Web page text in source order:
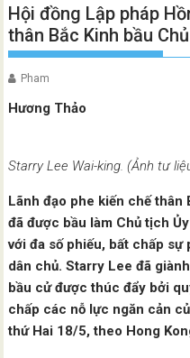
Hội đồng Lập pháp
thân Bắc Kinh bầu
Pham
Hương Thảo
Starry Lee Wai-king. (Ảnh tư
Lãnh đạo phe kiến chế thân
đã được bầu làm Chủ tịch
với đa số phiếu, bất chấp sự
dân chủ. Starry Lee đã
bầu cử được thúc đẩy bởi
chấp các nỗ lực ngăn cản
thứ Hai 18/5, theo Hong